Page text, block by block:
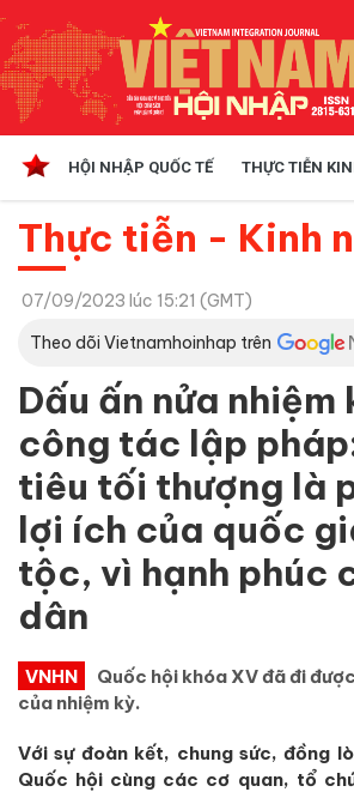
HỘI NHẬP QUỐC TẾ THỰC TIỄN
Thực tiễn - Kinh
07/09/2023 lúc 15:21 (GMT)
Theo dõi Vietnamhoinhap trên
Dấu ấn nửa
công tác lập
tiêu tối thượng là
lợi ích của quốc
tộc, vì hạnh phúc
dân
VNHN
Quốc hội khóa XV đã đi
của nhiệm kỳ.
Với sự đoàn kết, chung sức, đồng
Quốc hội cùng các cơ quan, tổ